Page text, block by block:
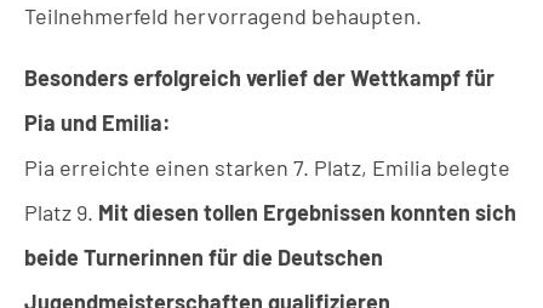
Teilnehmerfeld hervorragend behaupten.
Besonders erfolgreich verlief der Wettkampf für
Pia und Emilia:
Pia erreichte einen starken 7. Platz, Emilia belegte
Platz 9. Mit diesen tollen Ergebnissen konnten sich
beide Turnerinnen für die Deutschen
Jugendmeisterschaften qualifizieren.